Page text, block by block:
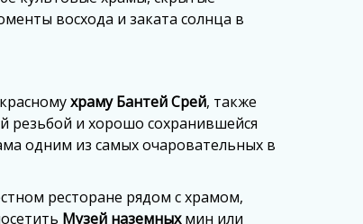
восхода и заката солнца в
храму Бантей Срей, также
резьбой и хорошо сохранившейся
одним из самых очаровательных в
ресторане рядом с храмом,
Музей наземныхмин или